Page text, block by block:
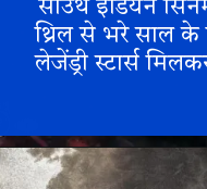
साउथ इंडियन